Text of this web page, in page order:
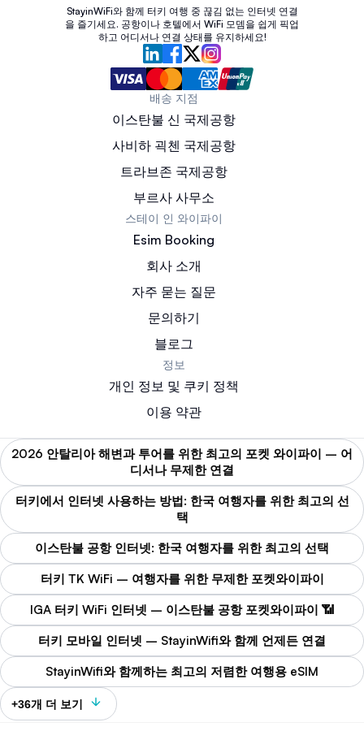
StayinWiFi와 함께 터키 여행 중 끊김 없는 인터넷 연결
을 즐기세요. 공항이나 호텔에서 WiFi 모뎀을 쉽게 픽업
하고 어디서나 연결 상태를 유지하세요!
배송 지점
이스탄불 신 국제공항
사비하 괵첸 국제공항
트라브존 국제공항
부르사 사무소
스테이 인 와이파이
Esim Booking
회사 소개
자주 묻는 질문
문의하기
블로그
정보
개인 정보 및 쿠키 정책
이용 약관
2026 안탈리아 해변과 투어를 위한 최고의 포켓 와이파이 – 어
디서나 무제한 연결
터키에서 인터넷 사용하는 방법: 한국 여행자를 위한 최고의 선
택
이스탄불 공항 인터넷: 한국 여행자를 위한 최고의 선택
터키 TK WiFi – 여행자를 위한 무제한 포켓와이파이
IGA 터키 WiFi 인터넷 – 이스탄불 공항 포켓와이파이 📶
터키 모바일 인터넷 – StayinWifi와 함께 언제든 연결
StayinWifi와 함께하는 최고의 저렴한 여행용 eSIM
+36개 더 보기